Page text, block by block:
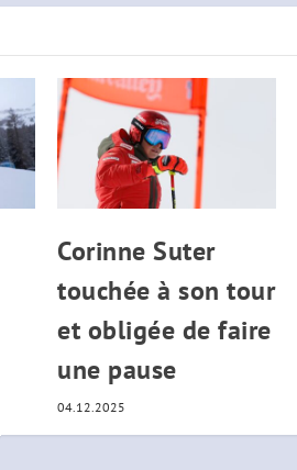
Corinne Suter
touchée à son tour
et obligée de faire
une pause
04.12.2025